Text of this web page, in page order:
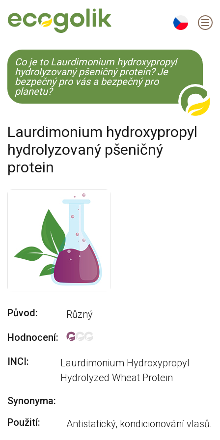
EN ES CS KO
Co je to Laurdimonium hydroxypropyl
hydrolyzovaný pšeničný protein? Je
bezpečný pro vás a bezpečný pro
planetu?
Laurdimonium hydroxypropyl
hydrolyzovaný pšeničný
protein
Původ:
Různý
Hodnocení:
INCI:
Laurdimonium Hydroxypropyl
Hydrolyzed Wheat Protein
Synonyma:
Použití:
Antistatický, kondicionování vlasů.